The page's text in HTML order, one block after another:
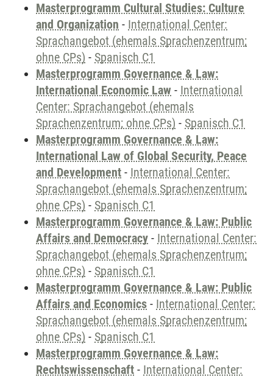
Masterprogramm Cultural Studies: Culture
and Organization - International Center:
Sprachangebot (ehemals Sprachenzentrum;
ohne CPs) - Spanisch C1
Masterprogramm Governance & Law:
International Economic Law - International
Center: Sprachangebot (ehemals
Sprachenzentrum; ohne CPs) - Spanisch C1
Masterprogramm Governance & Law:
International Law of Global Security, Peace
and Development - International Center:
Sprachangebot (ehemals Sprachenzentrum;
ohne CPs) - Spanisch C1
Masterprogramm Governance & Law: Public
Affairs and Democracy - International Center:
Sprachangebot (ehemals Sprachenzentrum;
ohne CPs) - Spanisch C1
Masterprogramm Governance & Law: Public
Affairs and Economics - International Center:
Sprachangebot (ehemals Sprachenzentrum;
ohne CPs) - Spanisch C1
Masterprogramm Governance & Law:
Rechtswissenschaft - International Center: